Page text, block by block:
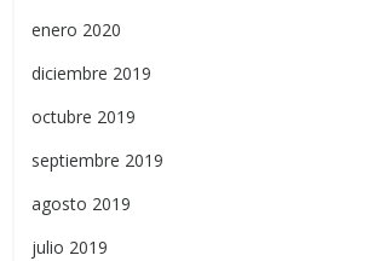
enero 2020
diciembre 2019
octubre 2019
septiembre 2019
agosto 2019
julio 2019